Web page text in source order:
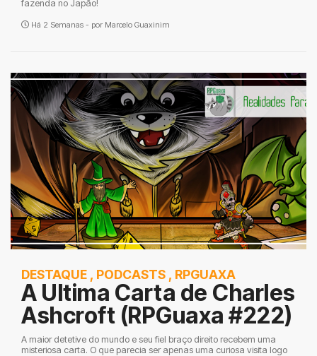
fazenda no Japão!
Há 2 Semanas - por Marcelo Guaxinim
DESTAQUE , PODCASTS , RPGUAXA
A Ultima Carta de Charles
Ashcroft (RPGuaxa #222)
A maior detetive do mundo e seu fiel braço direito recebem uma
misteriosa carta. O que parecia ser apenas uma curiosa visita logo